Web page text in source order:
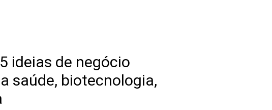
ideias de negócio
saúde, biotecnologia,